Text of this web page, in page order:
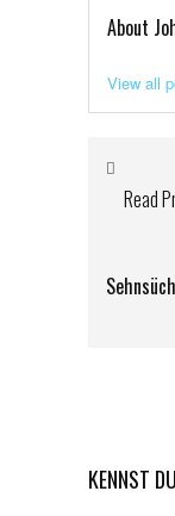
About
View all
Read
KENNST